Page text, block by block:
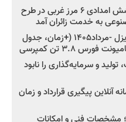
مدیرعامل امدادخودروسایپا: پوشش امدادی ۶ مرز غربی در طرح
شروع فروش ۸ محصول بهمن دیزل -مرداد۱۴۰۵ (+زمان، جدول
۳.۸ تن کمپرسی
و سرمایه‌گذاری را نابود
آنلاین پیگیری قرارداد و زمان